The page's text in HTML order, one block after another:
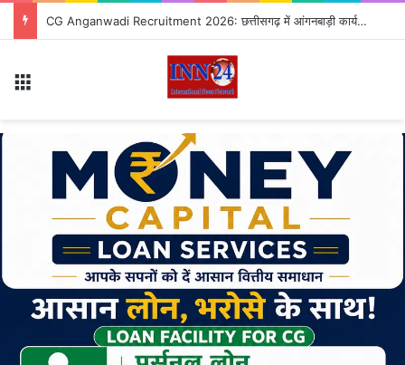
CG Anganwadi Recruitment 2026: छत्तीसगढ़ में आंगनबाड़ी कार्यकर्ता-सहायिका के पदों पर भर्ती, जानें आवेदन से जुड़ी पूरी जानकारी